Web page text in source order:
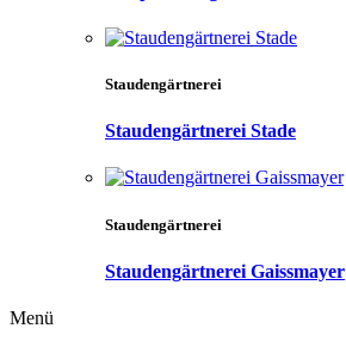
Staudengärtnerei
Staudengärtnerei Stade
Staudengärtnerei
Staudengärtnerei Gaissmayer
Menü